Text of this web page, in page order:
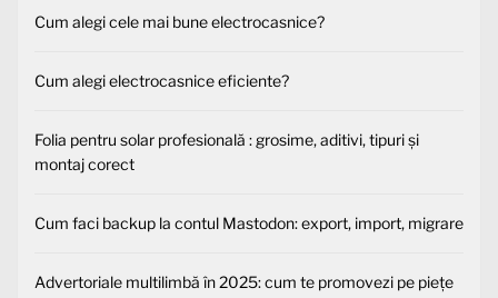
Cum alegi cele mai bune electrocasnice?
Cum alegi electrocasnice eficiente?
Folia pentru solar profesională : grosime, aditivi, tipuri și
montaj corect
Cum faci backup la contul Mastodon: export, import, migrare
Advertoriale multilimbă în 2025: cum te promovezi pe piețe